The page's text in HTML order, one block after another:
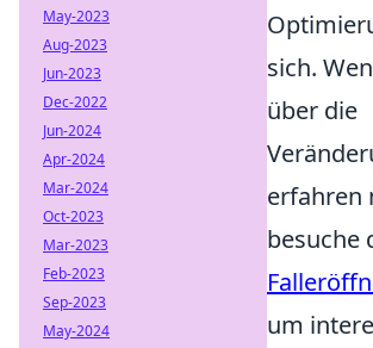
sich.
über die
erfahren
besuche
um
May-2023
Aug-2023
Jun-2023
Dec-2022
Jun-2024
Apr-2024
Mar-2024
Oct-2023
Mar-2023
Feb-2023
Sep-2023
May-2024